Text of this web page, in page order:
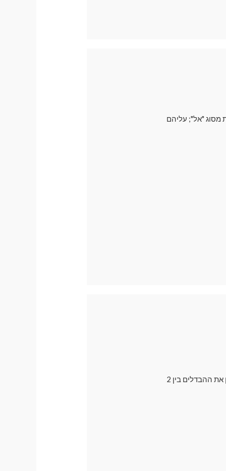
מסוג "אל"; עליהם
בדרך כלל אנו ממליצים לרכישה על וילונות מגנטיים עם פתח למראה , אך רבים עדיין רוצים להבין את ההבדלים בין 2